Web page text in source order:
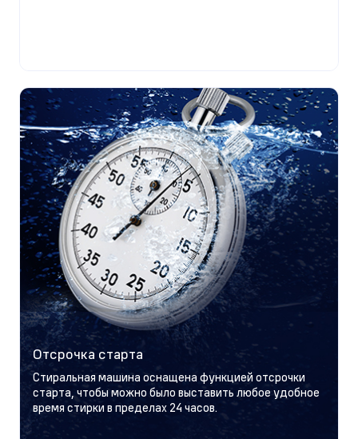
Отсрочка старта
Стиральная машина оснащена функцией отсрочки
старта, чтобы можно было выставить любое удобное
время стирки в пределах 24 часов.